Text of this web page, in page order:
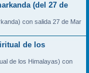
(del 27 de
con salida 27 de Mar
de los
de los Himalayas) con